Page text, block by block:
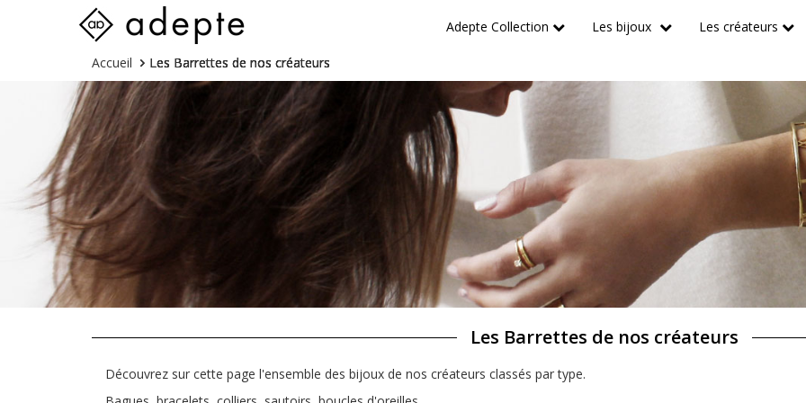
Adepte Collection Les bijoux Les créateurs
Vous
êtes
ici :
Accueil Les Barrettes de nos créateurs
Les Barrettes de nos créateurs
Découvrez sur cette page l'ensemble des bijoux de nos créateurs classés par type.